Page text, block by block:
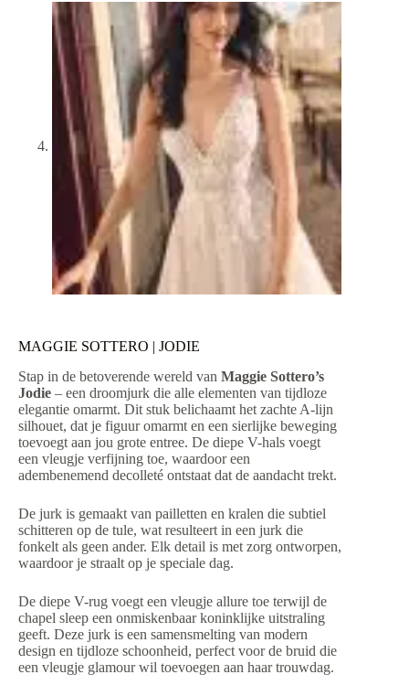
MAGGIE SOTTERO | JODIE
Stap in de betoverende wereld van Maggie Sottero’s
Jodie – een droomjurk die alle elementen van tijdloze
elegantie omarmt. Dit stuk belichaamt het zachte A-lijn
silhouet, dat je figuur omarmt en een sierlijke beweging
toevoegt aan jou grote entree. De diepe V-hals voegt
een vleugje verfijning toe, waardoor een
adembenemend decolleté ontstaat dat de aandacht trekt.
De jurk is gemaakt van pailletten en kralen die subtiel
schitteren op de tule, wat resulteert in een jurk die
fonkelt als geen ander. Elk detail is met zorg ontworpen,
waardoor je straalt op je speciale dag.
De diepe V-rug voegt een vleugje allure toe terwijl de
chapel sleep een onmiskenbaar koninklijke uitstraling
geeft. Deze jurk is een samensmelting van modern
design en tijdloze schoonheid, perfect voor de bruid die
een vleugje glamour wil toevoegen aan haar trouwdag.